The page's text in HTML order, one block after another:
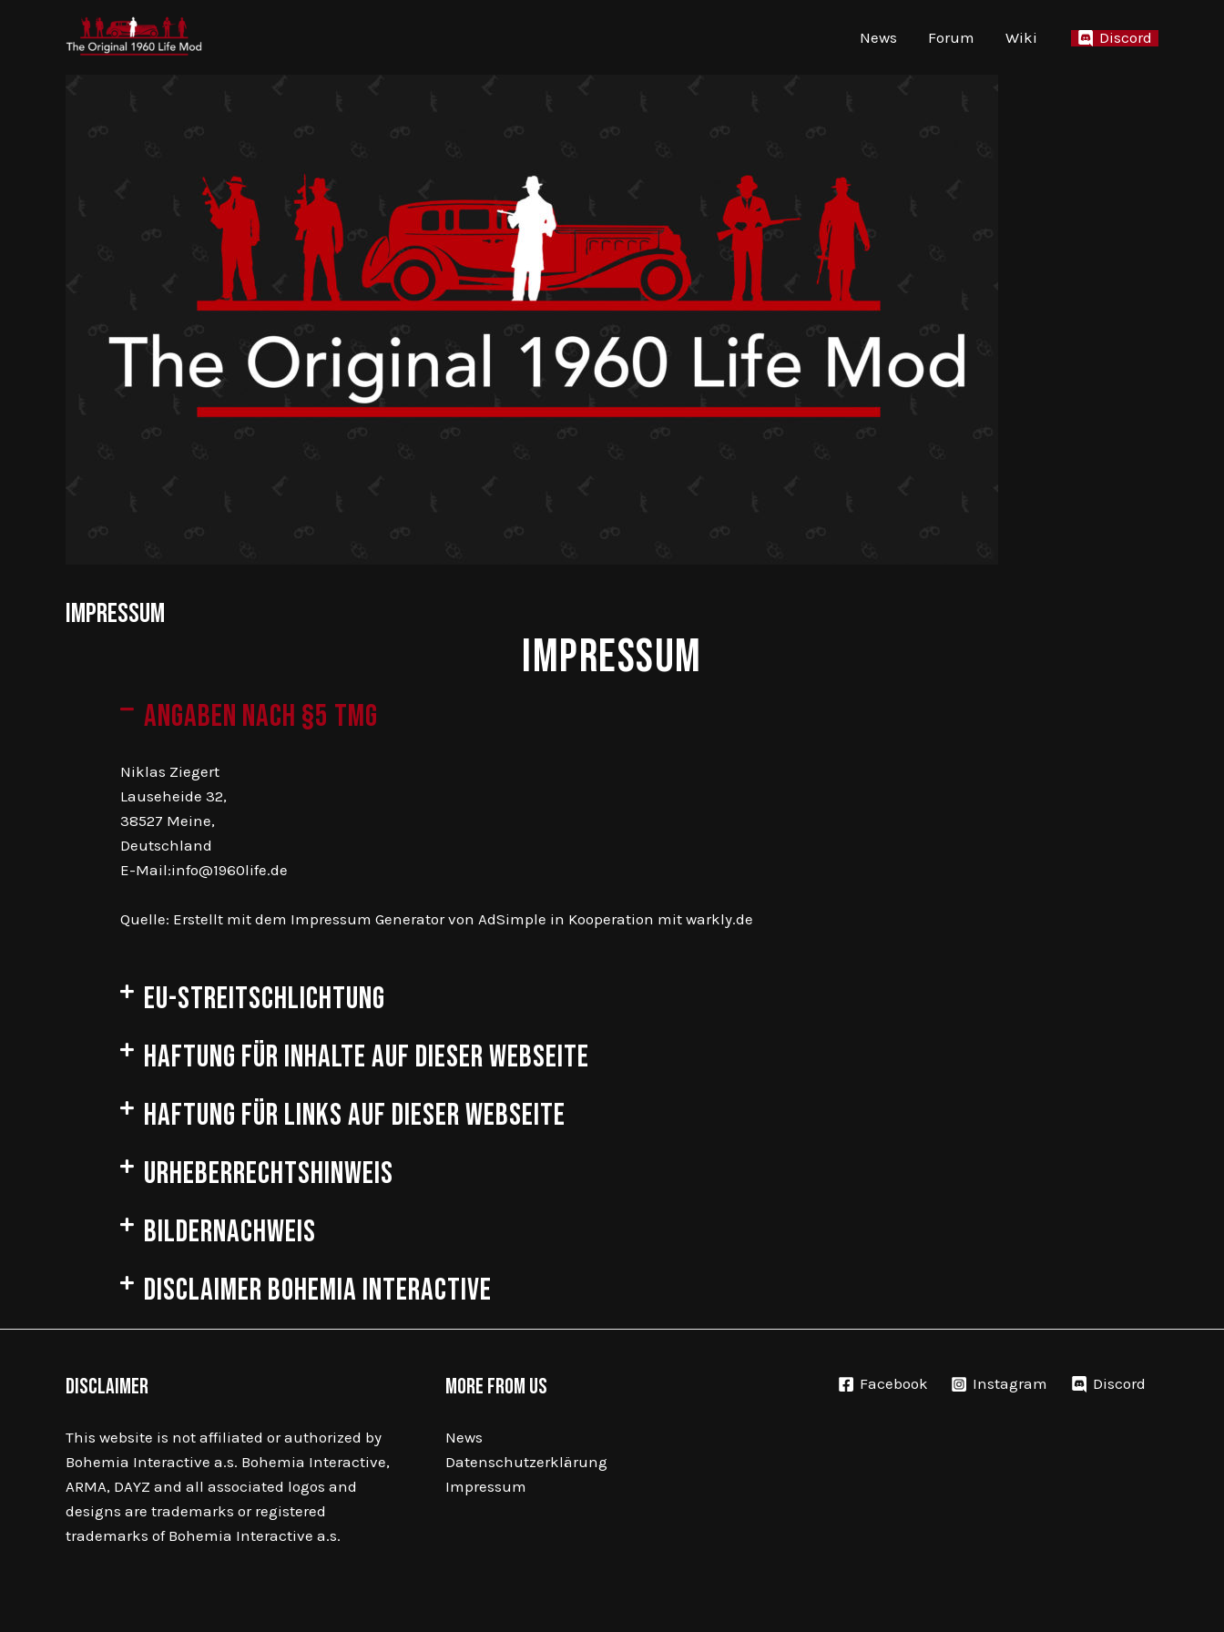
News Forum Wiki Discord
Impressum
Impressum
Angaben nach §5 TMG
Niklas Ziegert
Lauseheide 32,
38527 Meine,
Deutschland
E-Mail:info@1960life.de
Quelle: Erstellt mit dem Impressum Generator von AdSimple in Kooperation mit warkly.de
EU-Streitschlichtung
Haftung für Inhalte auf dieser Webseite
Haftung für Links auf dieser Webseite
Urheberrechtshinweis
Bildernachweis
Disclaimer Bohemia Interactive
Disclaimer
This website is not affiliated or authorized by
Bohemia Interactive a.s. Bohemia Interactive,
ARMA, DAYZ and all associated logos and
designs are trademarks or registered
trademarks of Bohemia Interactive a.s.
More from us
News
Datenschutzerklärung
Impressum
Facebook Instagram Discord